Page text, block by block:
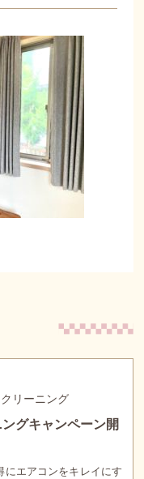
リーニング
グキャンペーン開
にエアコンをキレイにす